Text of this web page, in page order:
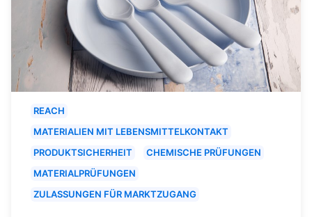
REACH
MATERIALIEN MIT LEBENSMITTELKONTAKT
PRODUKTSICHERHEIT
CHEMISCHE PRÜFUNGEN
MATERIALPRÜFUNGEN
ZULASSUNGEN FÜR MARKTZUGANG